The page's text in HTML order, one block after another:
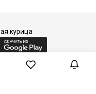
курица
concept store.